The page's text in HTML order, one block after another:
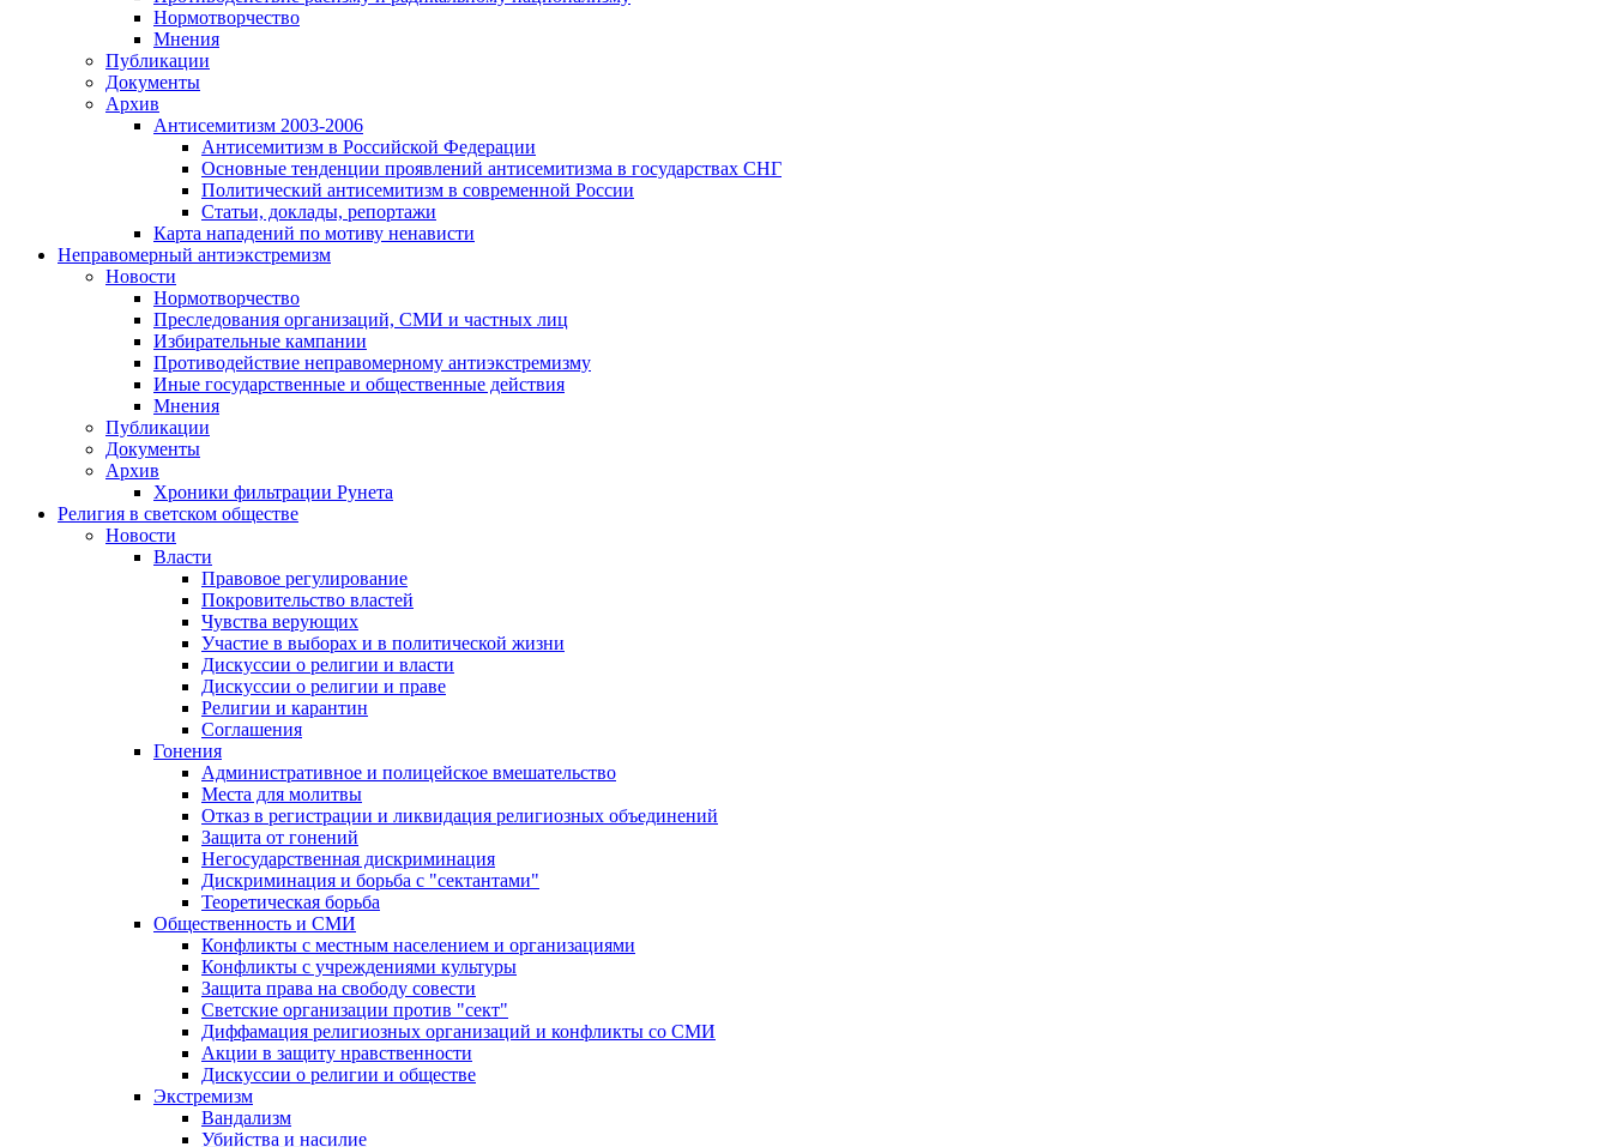
Нормотворчество
Мнения
Публикации
Документы
Архив
Антисемитизм 2003-2006
Антисемитизм в Российской Федерации
Основные тенденции проявлений антисемитизма в государствах СНГ
Политический антисемитизм в современной России
Статьи, доклады, репортажи
Карта нападений по мотиву ненависти
Неправомерный антиэкстремизм
Новости
Нормотворчество
Преследования организаций, СМИ и частных лиц
Избирательные кампании
Противодействие неправомерному антиэкстремизму
Иные государственные и общественные действия
Мнения
Публикации
Документы
Архив
Хроники фильтрации Рунета
Религия в светском обществе
Новости
Власти
Правовое регулирование
Покровительство властей
Чувства верующих
Участие в выборах и в политической жизни
Дискуссии о религии и власти
Дискуссии о религии и праве
Религии и карантин
Соглашения
Гонения
Административное и полицейское вмешательство
Места для молитвы
Отказ в регистрации и ликвидация религиозных объединений
Защита от гонений
Негосударственная дискриминация
Дискриминация и борьба с "сектантами"
Теоретическая борьба
Общественность и СМИ
Конфликты с местным населением и организациями
Конфликты с учреждениями культуры
Защита права на свободу совести
Светские организации против "сект"
Диффамация религиозных организаций и конфликты со СМИ
Акции в защиту нравственности
Дискуссии о религии и обществе
Экстремизм
Вандализм
Убийства и насилие